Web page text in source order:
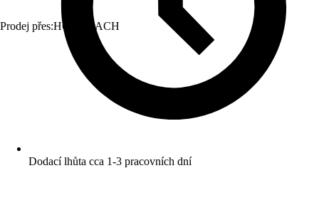
Prodej přes:HORNBACH
Dodací lhůta cca 1-3 pracovních dní